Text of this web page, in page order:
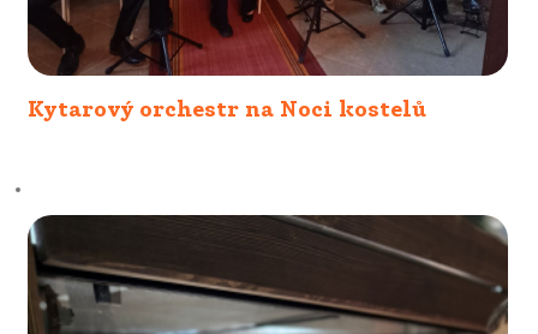
Kytarový orchestr na Noci kostelů